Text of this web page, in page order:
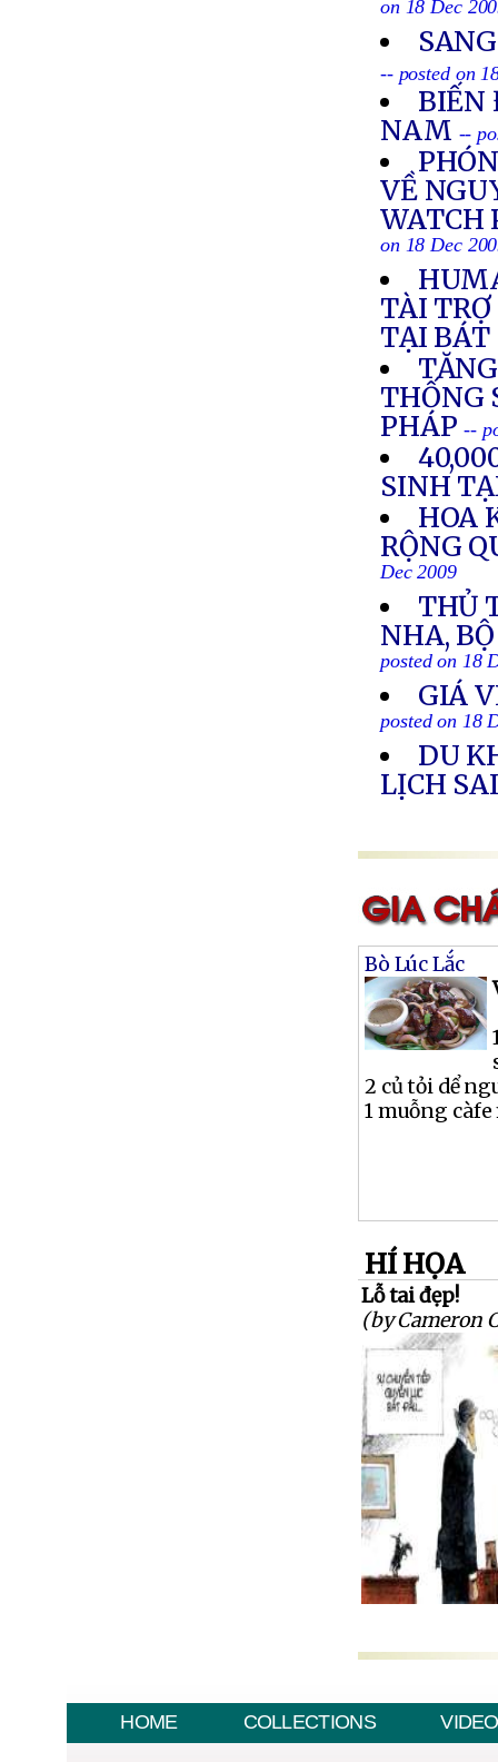
on 18 Dec
-- posted on
BIẾN
NAM --
VỀ
WATCH
on 18 Dec
TÀI
TẠI BÁT
THỐNG
PHÁP --
SINH
HOA
RỘNG
Dec 2009
THỦ
NHA,
posted on 18
GIÁ
posted on 18
DU
LỊCH
Bò Lúc Lắc
2 củ tỏi dể
1 muỗng
HÍ HỌA
Lỗ tai đẹp!
(by Cameron
HOME COLLECTIONS VIDEO